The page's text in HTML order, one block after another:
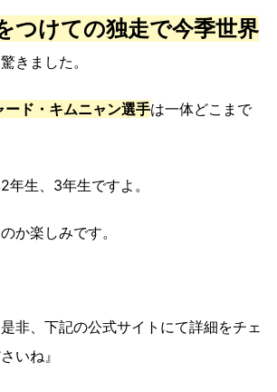
つけての独走で今季世界
きました。
ド・キムニャン選手は一体どこまで
年生、3年生ですよ。
か楽しみです。
是非、下記の公式サイトにて詳細をチェ
いね』